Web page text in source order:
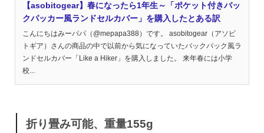
【asobitogear】春になったら1年生～「ポケット付きバッ
クパッカー風ランドセルカバー」を購入したとある訳
こんにちはみーパパ（@mepapa388）です。 asobitogear（アソビ
トギア）さんの商品の中で以前から気になっていたバックパック風ラ
ンドセルカバー「Like a Hiker」を購入しました。 来年春には小学
校...
折り畳み可能、重量155g